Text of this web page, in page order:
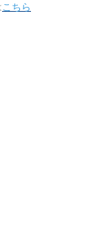
こちら